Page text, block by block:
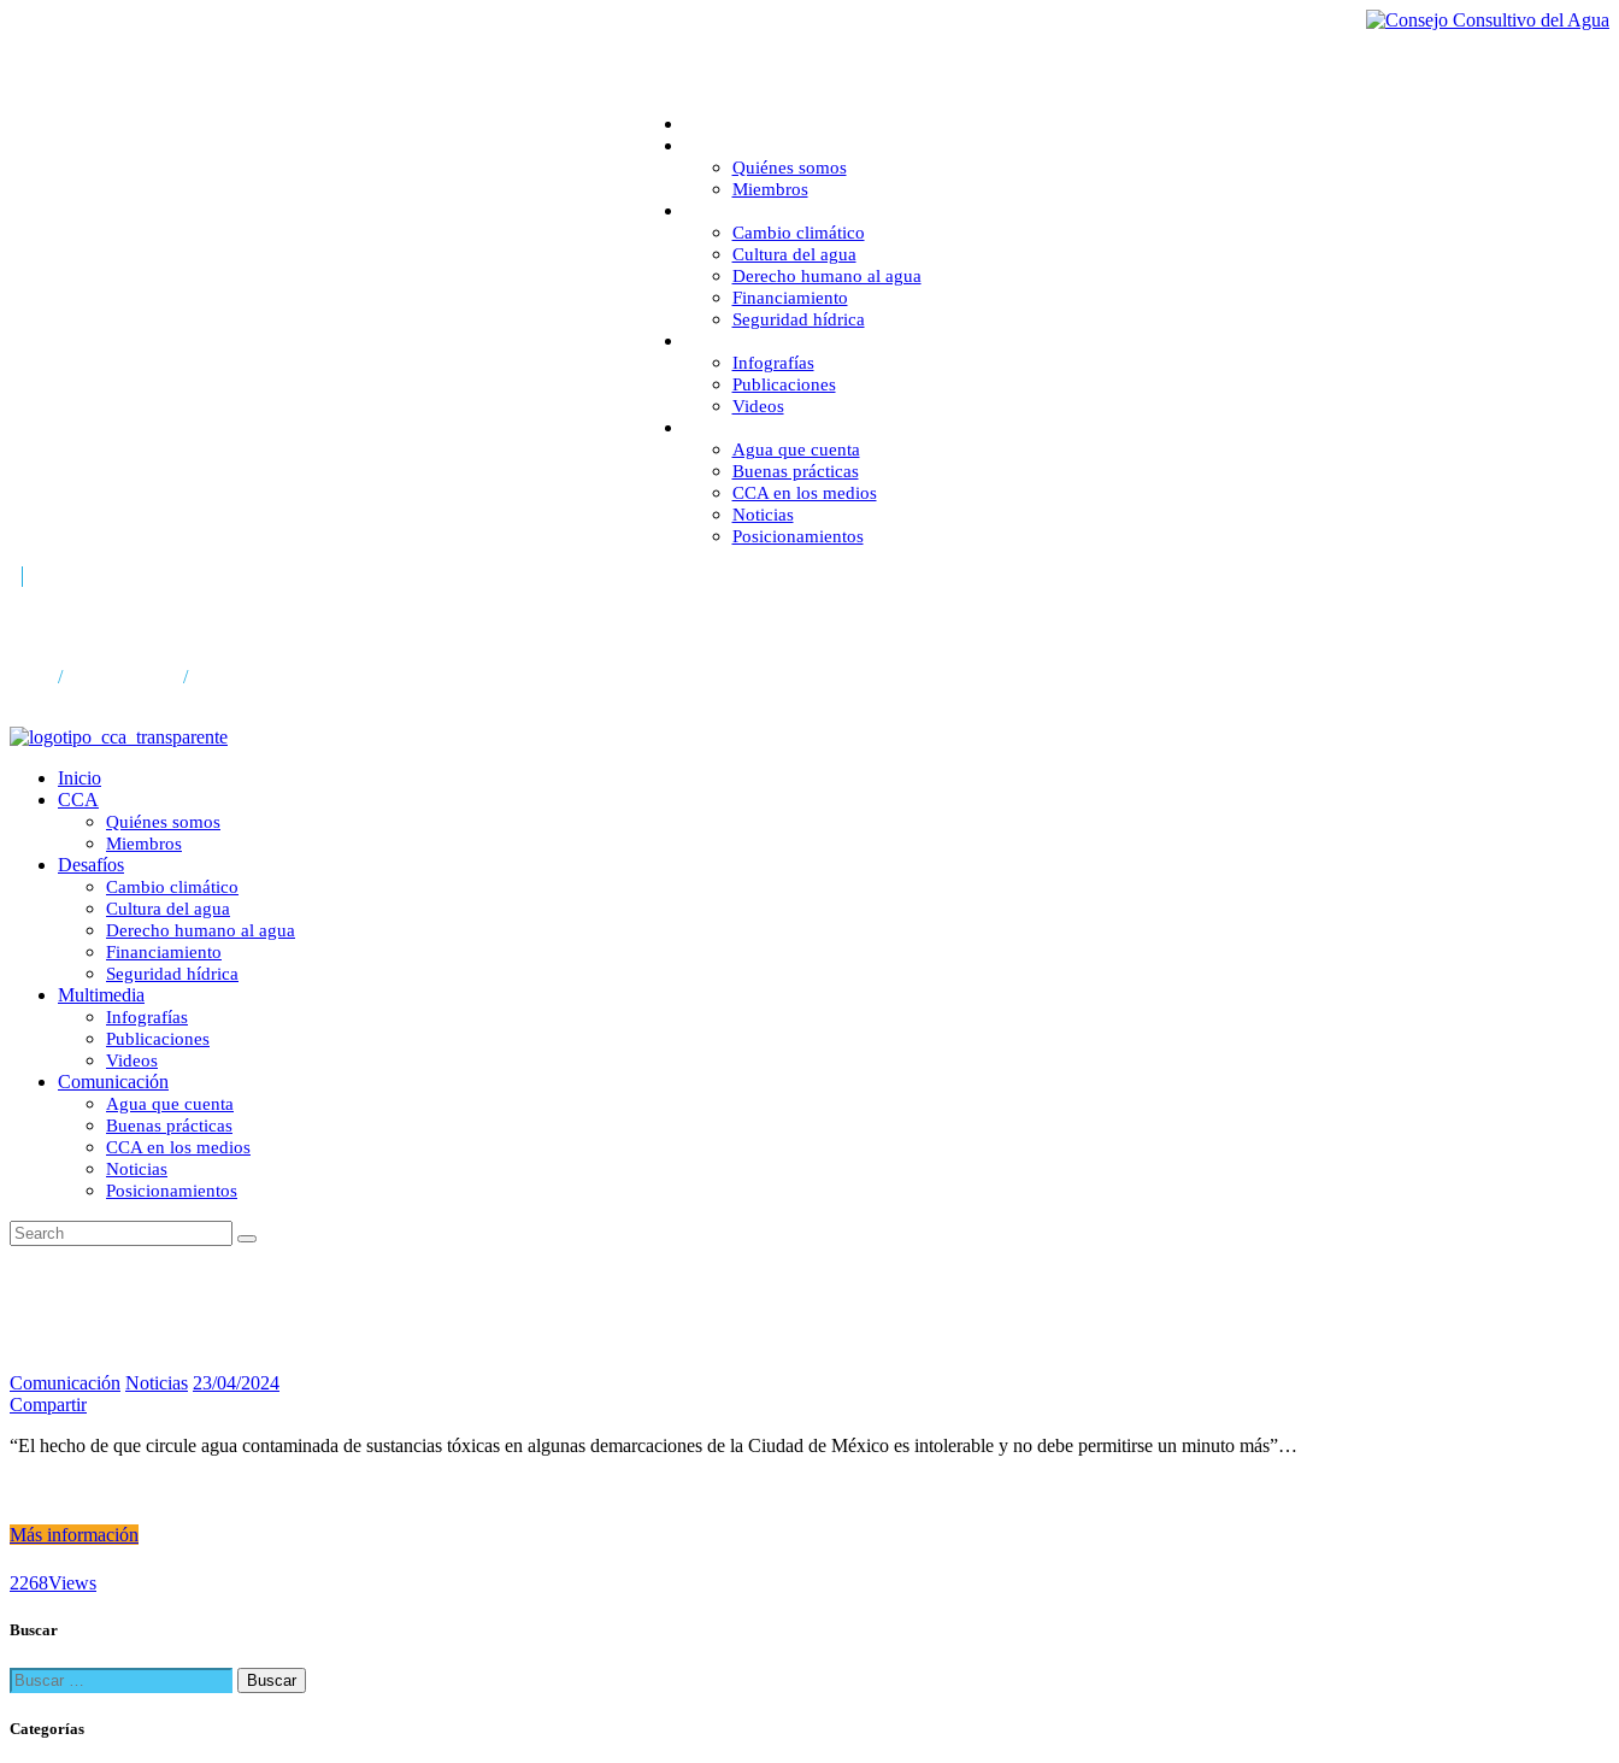
Quiénes somos
Miembros
Cambio climático
Cultura del agua
Derecho humano al agua
Financiamiento
Seguridad hídrica
Infografías
Publicaciones
Videos
Agua que cuenta
Buenas prácticas
CCA en los medios
Noticias
Posicionamientos
/ /
Inicio
CCA
Quiénes somos
Miembros
Desafíos
Cambio climático
Cultura del agua
Derecho humano al agua
Financiamiento
Seguridad hídrica
Multimedia
Infografías
Publicaciones
Videos
Comunicación
Agua que cuenta
Buenas prácticas
CCA en los medios
Noticias
Posicionamientos
Comunicación Noticias 23/04/2024
Compartir
“El hecho de que circule agua contaminada de sustancias tóxicas en algunas demarcaciones de la Ciudad de México es intolerable y no debe permitirse un minuto más”…
Más información
2268Views
Buscar
Buscar:
Categorías